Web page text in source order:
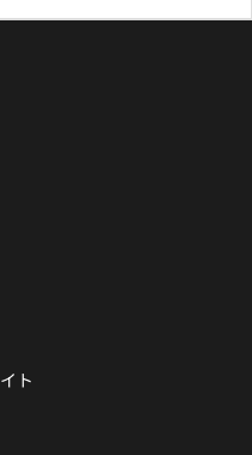
ト